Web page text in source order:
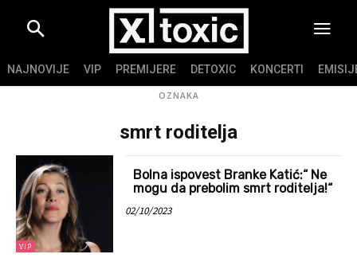
NAJNOVIJE VIP PREMIJERE DETOXIC KONCERTI
OZNAKA
smrt roditelja
VIP
Bolna ispovest Branke Katić:“ Ne
mogu da prebolim smrt roditelja!“
02/10/2023